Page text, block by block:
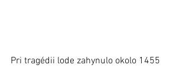
Pri tragédii lode zahynulo okolo 1455